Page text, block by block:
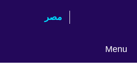
مصر‎
Menu